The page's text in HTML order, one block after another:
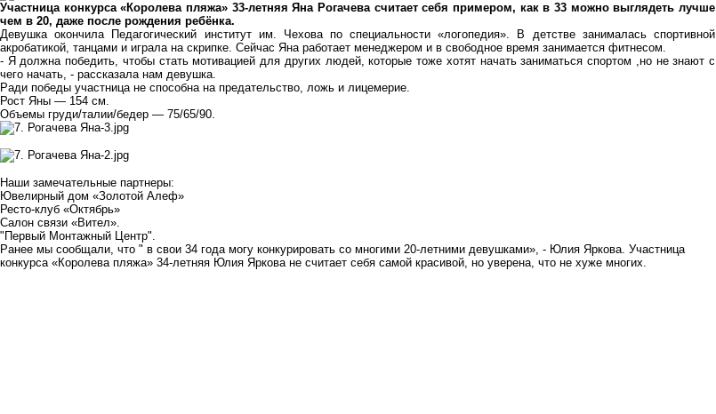
Участница конкурса «Королева пляжа» 33-летняя Яна Рогачева считает себя примером, как в 33 можно выглядеть лучше
чем в 20, даже после рождения ребёнка.
Девушка окончила Педагогический институт им. Чехова по специальности «логопедия». В детстве занималась спортивной
акробатикой, танцами и играла на скрипке. Сейчас Яна работает менеджером и в свободное время занимается фитнесом.
- Я должна победить, чтобы стать мотивацией для других людей, которые тоже хотят начать заниматься спортом ,но не знают с
чего начать, - рассказала нам девушка.
Ради победы участница не способна на предательство, ложь и лицемерие.
Рост Яны — 154 см.
Объемы груди/талии/бедер — 75/65/90.
Наши замечательные партнеры:
Ювелирный дом «Золотой Алеф»
Ресто-клуб «Октябрь»
Салон связи «Вител».
" Первый Монтажный Центр".
Ранее мы сообщали, что " в свои 34 года могу конкурировать со многими 20-летними девушками», - Юлия Яркова. Участница
конкурса «Королева пляжа» 34-летняя Юлия Яркова не считает себя самой красивой, но уверена, что не хуже многих.